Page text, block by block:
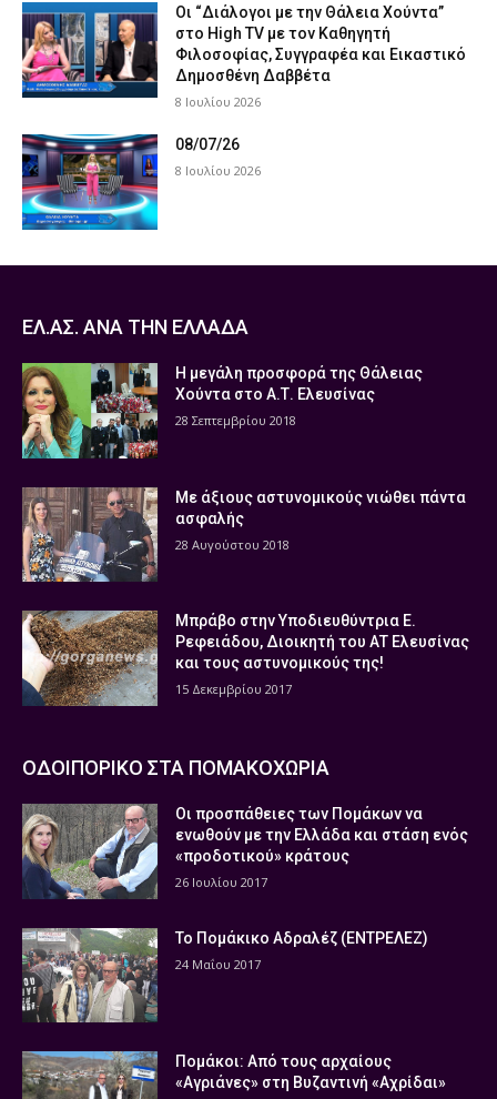
Οι “Διάλογοι με την Θάλεια Χούντα”
στο High TV με τον Καθηγητή
Φιλοσοφίας, Συγγραφέα και Εικαστικό
Δημοσθένη Δαββέτα
8 Ιουλίου 2026
08/07/26
8 Ιουλίου 2026
ΕΛ.ΑΣ. ΑΝΑ ΤΗΝ ΕΛΛΑΔΑ
Η μεγάλη προσφορά της Θάλειας
Χούντα στο Α.Τ. Ελευσίνας
28 Σεπτεμβρίου 2018
Με άξιους αστυνομικούς νιώθει πάντα
ασφαλής
28 Αυγούστου 2018
Μπράβο στην Υποδιευθύντρια Ε.
Ρεφειάδου, Διοικητή του ΑΤ Ελευσίνας
και τους αστυνομικούς της!
15 Δεκεμβρίου 2017
ΟΔΟΙΠΟΡΙΚΟ ΣΤΑ ΠΟΜΑΚΟΧΩΡΙΑ
Οι προσπάθειες των Πομάκων να
ενωθούν με την Ελλάδα και στάση ενός
«προδοτικού» κράτους
26 Ιουλίου 2017
Το Πομάκικο Αδραλέζ (ΕΝΤΡΕΛΕΖ)
24 Μαΐου 2017
Πομάκοι: Από τους αρχαίους
«Αγριάνες» στη Βυζαντινή «Αχρίδαι»